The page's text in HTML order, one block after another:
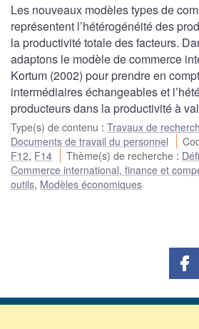
Les nouveaux modèles types de
représentent l’hétérogénéité des
la productivité totale des facteurs.
adaptons le modèle de commerce
Kortum (2002) pour prendre en
intermédiaires échangeables et
producteurs dans la productivité à
Type(s) de contenu : Travaux de
Documents de travail du personnel
F12, F14 Thème(s) de recherche :
Commerce international, finance et
outils, Modèles économiques